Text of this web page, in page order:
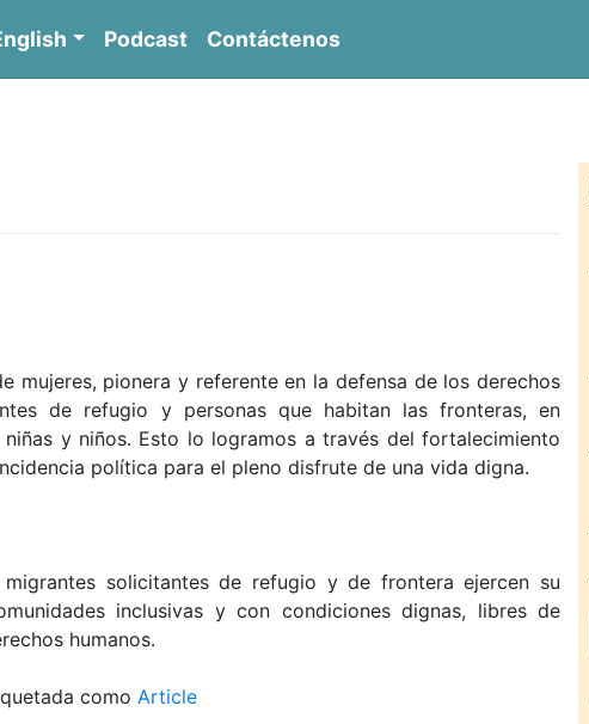
Podcast Contáctenos
mujeres, pionera y referente en la defensa de los derechos
de refugio y personas que habitan las fronteras, en
y niños. Esto lo logramos a través del fortalecimiento
política para el pleno disfrute de una vida digna.
migrantes solicitantes de refugio y de frontera ejercen su
inclusivas y con condiciones dignas, libres de
humanos.
como Article